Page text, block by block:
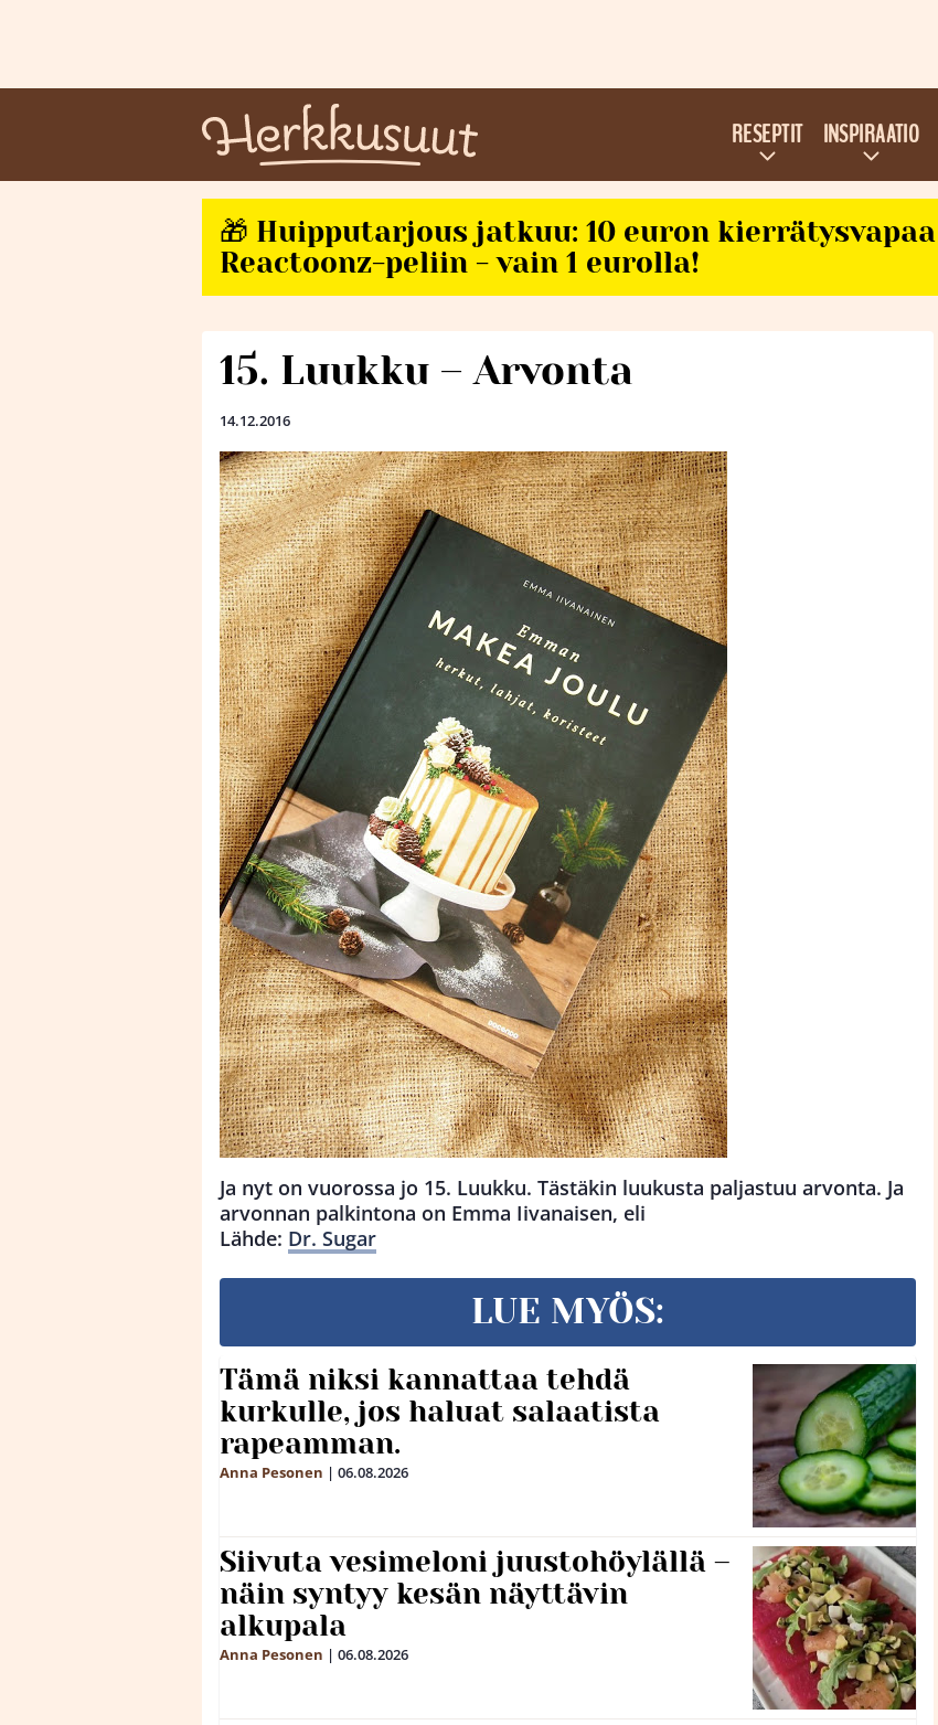
RESEPTIT INSPIRAATIO
🎁 Huipputarjous jatkuu: 10 euron
Reactoonz-peliin - vain 1 eurolla!
15. Luukku – Arvonta
14.12.2016
Ja nyt on vuorossa jo 15. Luukku. Tästäkin luukusta paljastuu arvonta. Ja
arvonnan palkintona on Emma Iivanaisen, eli
Lähde: Dr. Sugar
LUE MYÖS:
Tämä niksi kannattaa tehdä
kurkulle, jos haluat salaatista
rapeamman.
Anna Pesonen | 06.08.2026
Siivuta vesimeloni juustohöylällä –
näin syntyy kesän näyttävin
alkupala
Anna Pesonen | 06.08.2026